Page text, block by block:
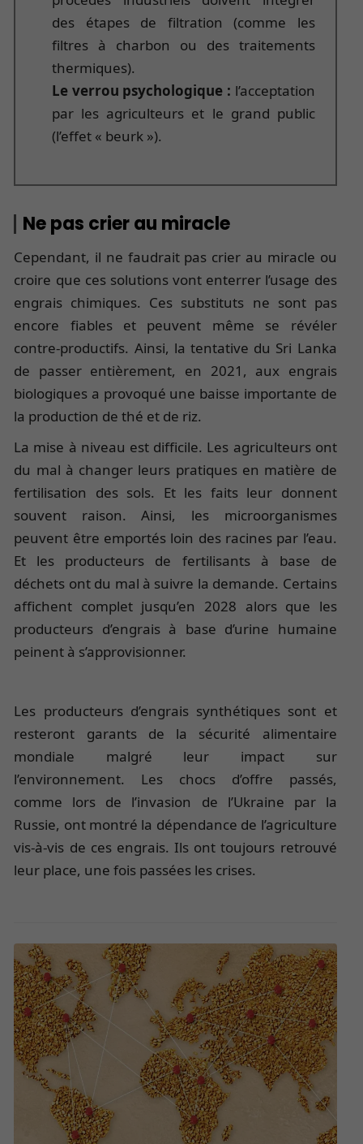
des étapes de filtration (comme les
filtres à charbon ou des traitements
thermiques).
Le verrou psychologique : l’acceptation
par les agriculteurs et le grand public
(l’effet « beurk »).
Ne pas crier au miracle
Cependant, il ne faudrait pas crier au miracle ou
croire que ces solutions vont enterrer l’usage des
engrais chimiques. Ces substituts ne sont pas
encore fiables et peuvent même se révéler
contre-productifs. Ainsi, la tentative du Sri Lanka
de passer entièrement, en 2021, aux engrais
biologiques a provoqué une baisse importante de
la production de thé et de riz.
La mise à niveau est difficile. Les agriculteurs ont
du mal à changer leurs pratiques en matière de
fertilisation des sols. Et les faits leur donnent
souvent raison. Ainsi, les microorganismes
peuvent être emportés loin des racines par l’eau.
Et les producteurs de fertilisants à base de
déchets ont du mal à suivre la demande. Certains
affichent complet jusqu’en 2028 alors que les
producteurs d’engrais à base d’urine humaine
peinent à s’approvisionner.
Les producteurs d’engrais synthétiques sont et
resteront garants de la sécurité alimentaire
mondiale malgré leur impact sur
l’environnement. Les chocs d’offre passés,
comme lors de l’invasion de l’Ukraine par la
Russie, ont montré la dépendance de l’agriculture
vis-à-vis de ces engrais. Ils ont toujours retrouvé
leur place, une fois passées les crises.